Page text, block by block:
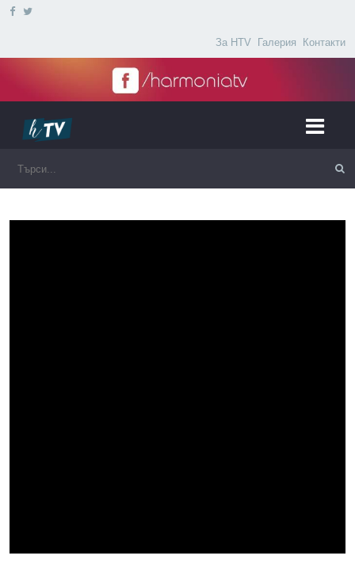
За HTV Галерия Контакти